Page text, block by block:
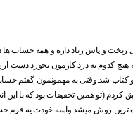
همیشه بیرونی ریخت و پاش زیاد داره و
کدوم به درد کارمون نخورد.دست
شد.وقتی به مهمونمون گفتم
(تو همین تحقیقات بود که با
ترین روش میشد واسه خودت یه فرم